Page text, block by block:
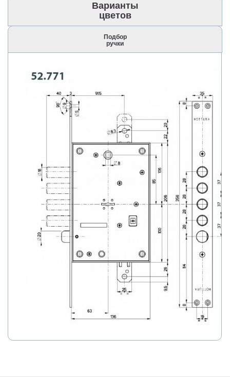
Варианты
цветов
Подбор
ручки